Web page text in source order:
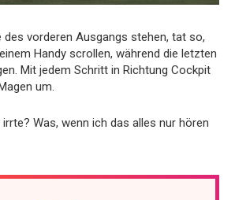
des vorderen Ausgangs stehen, tat so,
Handy scrollen, während die letzten
Mit jedem Schritt in Richtung Cockpit
um.
Was, wenn ich das alles nur hören